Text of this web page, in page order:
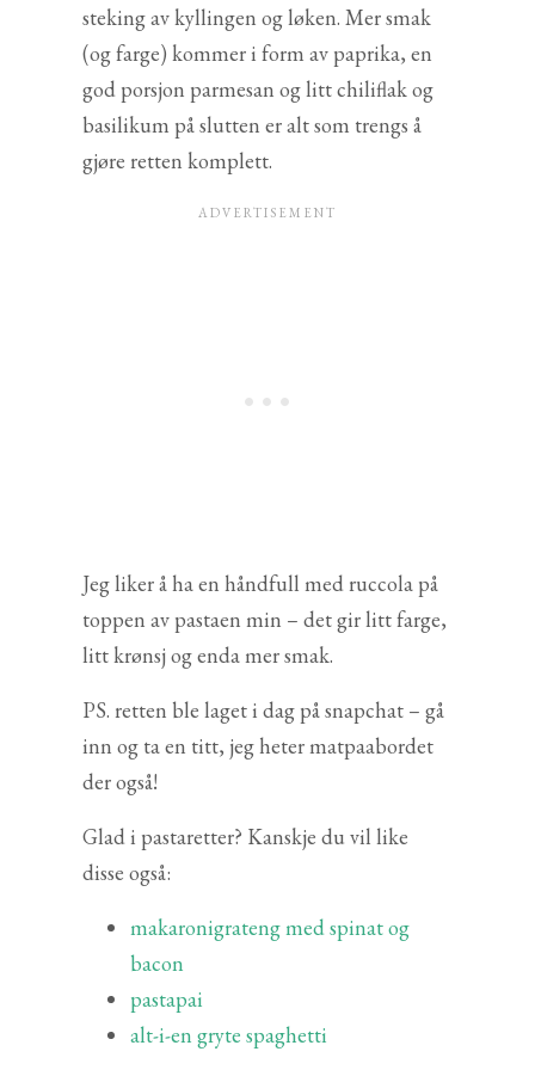
steking av kyllingen og løken. Mer smak
(og farge) kommer i form av paprika, en
god porsjon parmesan og litt chiliflak og
basilikum på slutten er alt som trengs å
gjøre retten komplett.
Jeg liker å ha en håndfull med ruccola på
toppen av pastaen min – det gir litt farge,
litt krønsj og enda mer smak.
PS. retten ble laget i dag på snapchat – gå
inn og ta en titt, jeg heter matpaabordet
der også!
Glad i pastaretter? Kanskje du vil like
disse også:
makaronigrateng med spinat og
bacon
pastapai
alt-i-en gryte spaghetti